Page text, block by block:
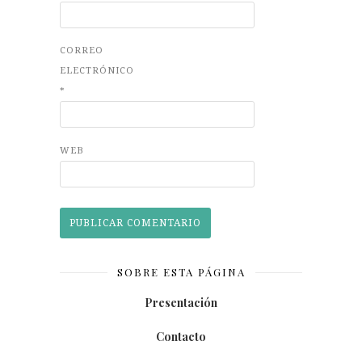
CORREO
ELECTRÓNICO
*
WEB
SOBRE ESTA PÁGINA
Presentación
Contacto